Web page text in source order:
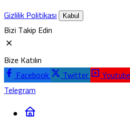
Gizlilik Politikası
Kabul
Bizi Takip Edin
Bize Katılın
Facebook
Twitter Youtube
Telegram